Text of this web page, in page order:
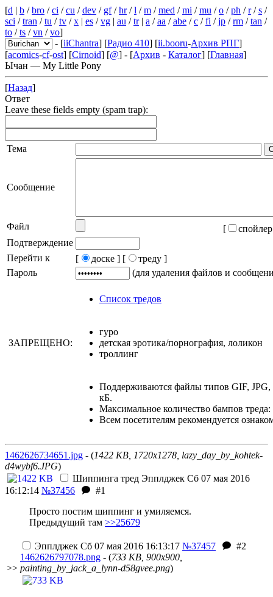
[d | b /bro /ci /cu /dev / gf/hr/l /m /med /mi /mu /o /ph /r/s /
sci /tran /tu /tv /x | es /vg | au /tr| a /aa /abe /c /fi /jp /rm /tan /
to /ts /vn /vo]
- [iiChantra] [Радио 410] [ii.booru-Архив РПГ]
[acomics-cf-ost] [Cirnoid] [@] - [Архив - Каталог] [Главная]
Ычан — My Little Pony
[Назад]
Ответ
Leave these fields empty (spam trap):
Тема
Сообщение
Файл [
Подтверждение
Перейти к
[ доске ] [
треду ]
Пароль
(для удаления файлов и
Список тредов
ЗАПРЕЩЕНО:
гуро
детская эротика/порнография, лоликон
троллинг
Поддерживаются файлы типов GIF, JPG,
кБ.
Максимальное количество бампов треда:
Всем посетителям рекомендуется
1462626734651.jpg - (1422 KB, 1720x1278, lazy_day_by_kohtek-
d4wybf6.JPG)
Шиппинга тред Эпплджек Сб 07 мая 2016
16:12:14 №37456
#1
Просто постим шиппинг и умиляемся.
Предыдущий там >>25679
>>
Эпплджек Сб 07 мая 2016 16:13:17 №37457
#2
1462626797078.png - (733 KB, 900x900,
painting_by_jack_a_lynn-d58gvee.png)